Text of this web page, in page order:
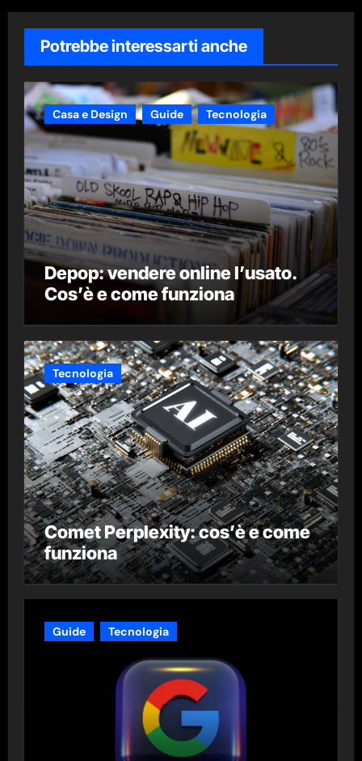
Potrebbe interessarti anche
Casa e Design Guide Tecnologia
Depop: vendere online l’usato.
Cos’è e come funziona
Tecnologia
Comet Perplexity: cos’è e come
funziona
Guide Tecnologia